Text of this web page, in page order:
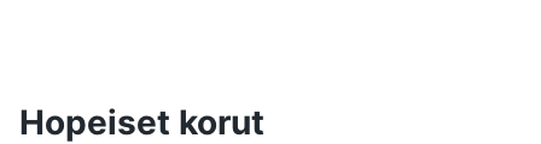
Hopeiset korut